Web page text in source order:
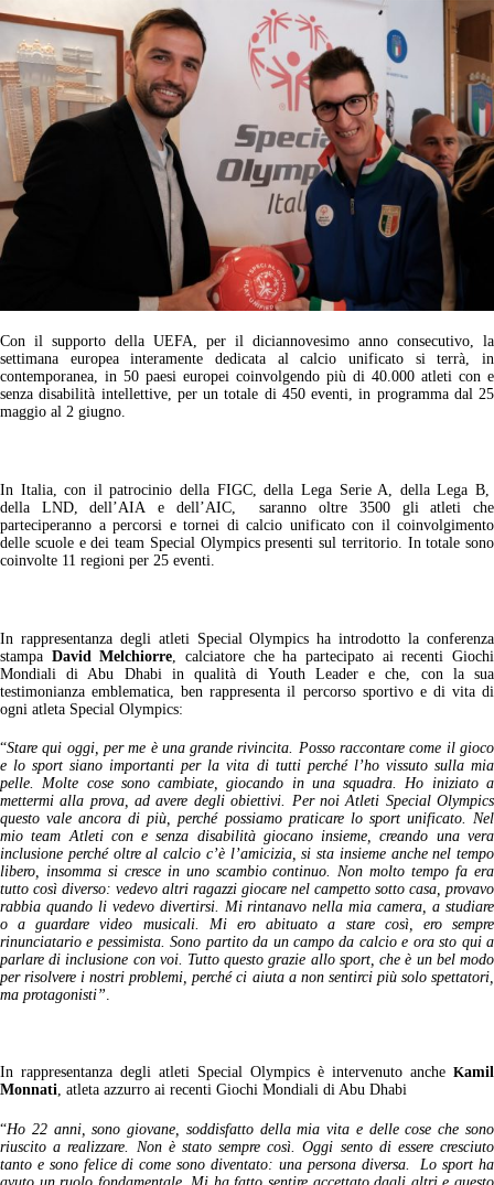
Con il supporto della UEFA, per il diciannovesimo anno consecutivo, la
settimana europea interamente dedicata al calcio unificato si terrà, in
contemporanea, in 50 paesi europei coinvolgendo più di 40.000 atleti con e
senza disabilità intellettive, per un totale di 450 eventi, in programma dal 25
maggio al 2 giugno.
In Italia, con il patrocinio della FIGC, della Lega Serie A, della Lega B,
della LND, dell’AIA e dell’AIC, saranno oltre 3500 gli atleti che
parteciperanno a percorsi e tornei di calcio unificato con il coinvolgimento
delle scuole e dei team Special Olympics presenti sul territorio. In totale sono
coinvolte 11 regioni per 25 eventi.
In rappresentanza degli atleti Special Olympics ha introdotto la conferenza
stampa David Melchiorre , calciatore che ha partecipato ai recenti Giochi
Mondiali di Abu Dhabi in qualità di Youth Leader e che, con la sua
testimonianza emblematica, ben rappresenta il percorso sportivo e di vita di
ogni atleta Special Olympics:
“Stare qui oggi, per me è una grande rivincita. Posso raccontare come il gioco
e lo sport siano importanti per la vita di tutti perché l’ho vissuto sulla mia
pelle. Molte cose sono cambiate, giocando in una squadra. Ho iniziato a
mettermi alla prova, ad avere degli obiettivi. Per noi Atleti Special Olympics
questo vale ancora di più, perché possiamo praticare lo sport unificato. Nel
mio team Atleti con e senza disabilità giocano insieme, creando una vera
inclusione perché oltre al calcio c’è l’amicizia, si sta insieme anche nel tempo
libero, insomma si cresce in uno scambio continuo. Non molto tempo fa era
tutto così diverso: vedevo altri ragazzi giocare nel campetto sotto casa, provavo
rabbia quando li vedevo divertirsi. Mi rintanavo nella mia camera, a studiare
o a guardare video musicali. Mi ero abituato a stare così, ero sempre
rinunciatario e pessimista. Sono partito da un campo da calcio e ora sto qui a
parlare di inclusione con voi. Tutto questo grazie allo sport, che è un bel modo
per risolvere i nostri problemi, perché ci aiuta a non sentirci più solo spettatori,
ma protagonisti”.
In rappresentanza degli atleti Special Olympics è intervenuto anche Kamil
Monnati, atleta azzurro ai recenti Giochi Mondiali di Abu Dhabi
“Ho 22 anni, sono giovane, soddisfatto della mia vita e delle cose che sono
riuscito a realizzare. Non è stato sempre così. Oggi sento di essere cresciuto
tanto e sono felice di come sono diventato: una persona diversa. Lo sport ha